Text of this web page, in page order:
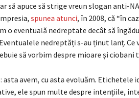
să apuce să strige vreun slogan anti-
spunea atunci, în 2008, că “în
o eventuală nedreptate decât să
nedreptăți s-au ținut lanț.
să vorbim despre mioare și ciobani
asta avem, cu asta evoluăm. Etichetele
ele spun multe despre intențiile,